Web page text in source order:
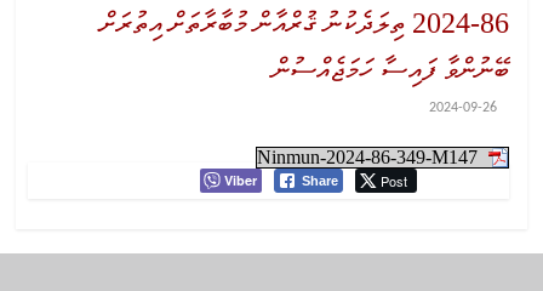
2024-86 ތިލަދެކުނު ޤުރްއާން މުބާރާތަށް އިތުރަށް
ބޭނުންވާ ފައިސާ ހަމަޖެއްސުން
2024-09-26
Ninmun-2024-86-349-M147
Viber Share Post